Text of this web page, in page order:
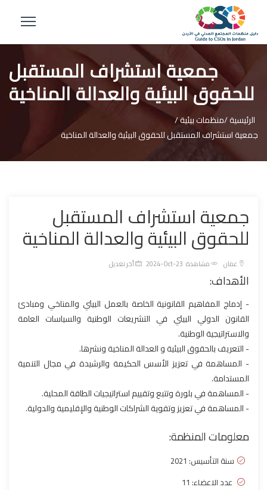
جمعية استشراف المستقبل
للحقوق البيئية والعدالة المناخية
الرئيسية /منظمات بيئية /
جمعية استشراف المستقبل للحقوق البيئية والعدالة المناخية
جمعية استشراف المستقبل
للحقوق البيئية والعدالة المناخية
عمان مشاهدة 2024-Oct-23 أخر تعديل
الأهداف:
- إدماج المفاهيم القانونية الخاصة بالعمل البيئي والمناخي ومبادئ
القانون الدولي البيئي في التشريعات الوطنية والسياسات العامة
والاستراتيجية الوطنية.
- التعريف بالحقوق البيئية و العدالة المناخية ونشرها.
- المساهمة في تعزيز الأسس الحكيمة والرشيدة في مجال التنمية
المستدامة.
- المساهمة في بلورة وتتبع وتقييم استراتيجيات الطاقة المحلية.
- المساهمة في تعزيز وتقوية الشراكات الوطنية والإقليمية والدولية.
معلومات المنظمة:
سنة التأسيس: 2021
عدد الاعضاء: 11